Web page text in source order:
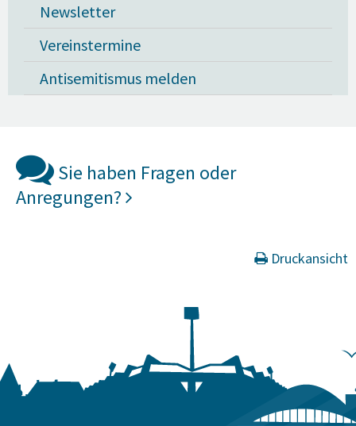
Newsletter
Vereinstermine
Antisemitismus melden
Sie haben Fragen oder
Anregungen?
Druckansicht